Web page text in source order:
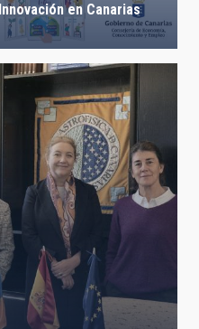
en Canarias